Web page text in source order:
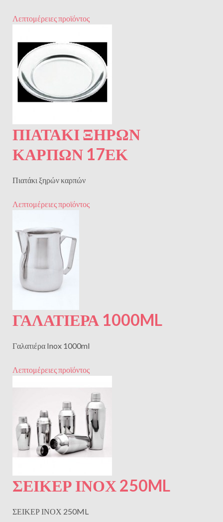
Λεπτομέρειες προϊόντος
ΠΙΑΤΑΚΙ ΞΗΡΩΝ
ΚΑΡΠΩΝ 17ΕΚ
Πιατάκι ξηρών καρπών
Λεπτομέρειες προϊόντος
ΓΑΛΑΤΙΕΡΑ 1000ML
Γαλατιέρα Inox 1000ml
Λεπτομέρειες προϊόντος
ΣΕΙΚΕΡ ΙΝΟΧ 250ML
ΣΕΙΚΕΡ ΙΝΟΧ 250ML